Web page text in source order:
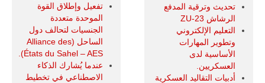
تحديث وترقية المدفع
الرشاش ZU-23
التعليم الإلكتروني
وتطوير المهارات
الأساسية لدى
العسكريين.
أدبيات التقاليد العسكرية
تفعيل وإطلاق القوة
الموحدة متعددة
الجنسيات لتحالف دول
الساحل (Alliance des
États du Sahel – AES).
عندما يُشارك الذكاء
الاصطناعي في تخطيط